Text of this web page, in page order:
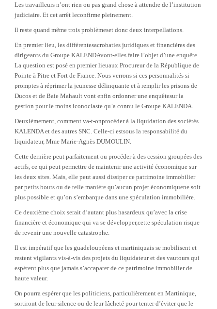
Les travailleurs n’ont rien ou pas grand chose à attendre de l’institution
judiciaire. Et cet arrêt leconfirme pleinement.
Il reste quand même trois problèmeset donc deux interpellations.
En premier lieu, les différentesacrobaties juridiques et financières des
dirigeants du Groupe KALENDAvont-elles faire l’objet d’une enquête.
La question est posé en premier lieuaux Procureur de la République de
Pointe à Pitre et Fort de France. Nous verrons si ces personnalités si
promptes à réprimer la jeunesse délinquante et à remplir les prisons de
Ducos et de Baie Mahault vont enfin ordonner une enquêtesur la
gestion pour le moins iconoclaste qu’a connu le Groupe KALENDA.
Deuxièmement, comment va-t-onprocéder à la liquidation des sociétés
KALENDA et des autres SNC. Celle-ci estsous la responsabilité du
liquidateur, Mme Marie-Agnès DUMOULIN.
Cette dernière peut parfaitement ou procéder à des cession groupées des
actifs, ce qui peut permettre de maintenir une activité économique sur
les deux sites. Mais, elle peut aussi dissiper ce patrimoine immobilier
par petits bouts ou de telle manière qu’aucun projet économiquene soit
plus possible et qu’on s’embarque dans une spéculation immobilière.
Ce deuxième choix serait d’autant plus hasardeux qu’avec la crise
financière et économique qui va se développer,cette spéculation risque
de revenir une nouvelle catastrophe.
Il est impératif que les guadeloupéens et martiniquais se mobilisent et
restent vigilants vis-à-vis des projets du liquidateur et des vautours qui
espèrent plus que jamais s’accaparer de ce patrimoine immobilier de
haute valeur.
On pourra espérer que les politiciens, particulièrement en Martinique,
sortiront de leur silence ou de leur lâcheté pour tenter d’éviter que le